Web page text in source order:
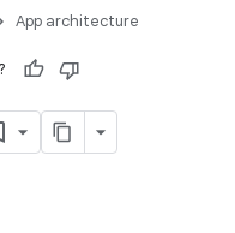
App architecture